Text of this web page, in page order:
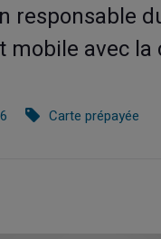
responsable
mobile avec la
Carte prépayée